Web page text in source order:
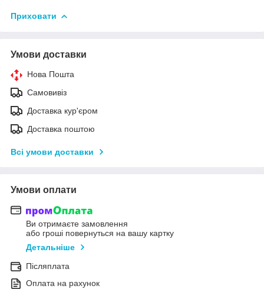
Приховати
Умови доставки
Нова Пошта
Самовивіз
Доставка кур'єром
Доставка поштою
Всі умови доставки
Умови оплати
Ви отримаєте замовлення
або гроші повернуться на вашу картку
Детальніше
Післяплата
Оплата на рахунок